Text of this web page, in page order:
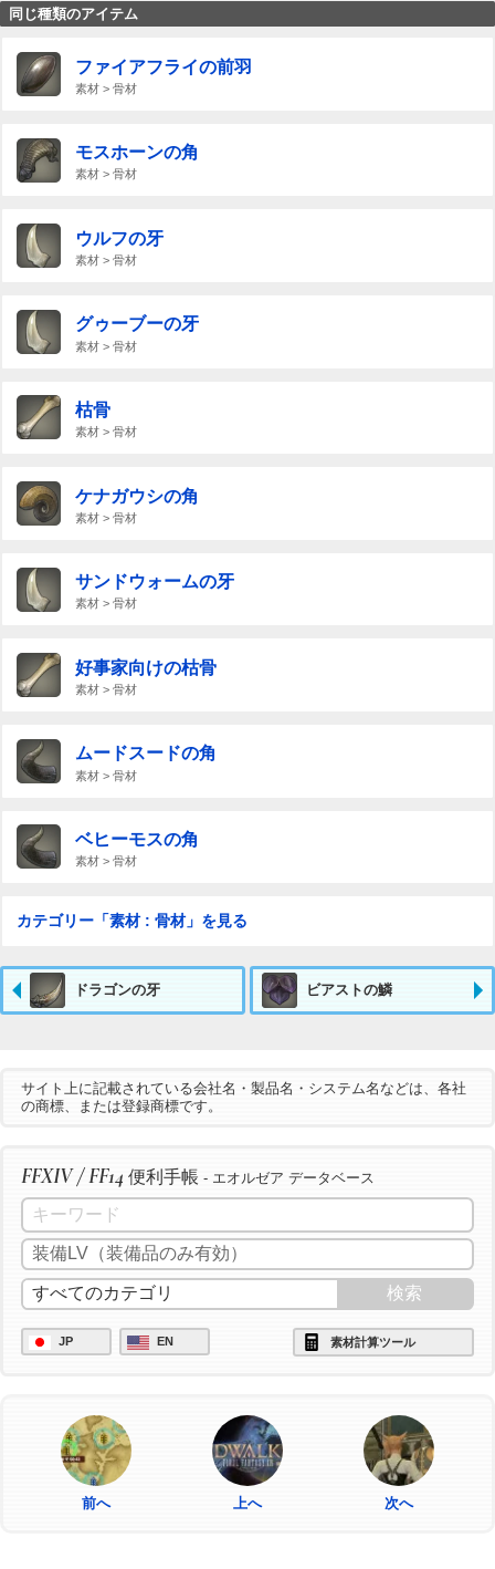
同じ種類のアイテム
ファイアフライの前羽
素材 > 骨材
モスホーンの角
素材 > 骨材
ウルフの牙
素材 > 骨材
グゥーブーの牙
素材 > 骨材
枯骨
素材 > 骨材
ケナガウシの角
素材 > 骨材
サンドウォームの牙
素材 > 骨材
好事家向けの枯骨
素材 > 骨材
ムードスードの角
素材 > 骨材
ベヒーモスの角
素材 > 骨材
カテゴリー「素材 : 骨材」を見る
ドラゴンの牙 ビアストの鱗
サイト上に記載されている会社名・製品名・システム名などは、各社
の商標、または登録商標です。
FFXIV / FF14 便利手帳 - エオルゼア データベース
JP EN 素材計算ツール
前へ 上へ 次へ